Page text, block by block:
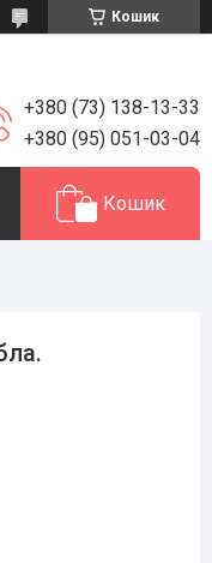
Кошик
+380 (73) 138-13-33
+380 (95) 051-03-04
Кошик